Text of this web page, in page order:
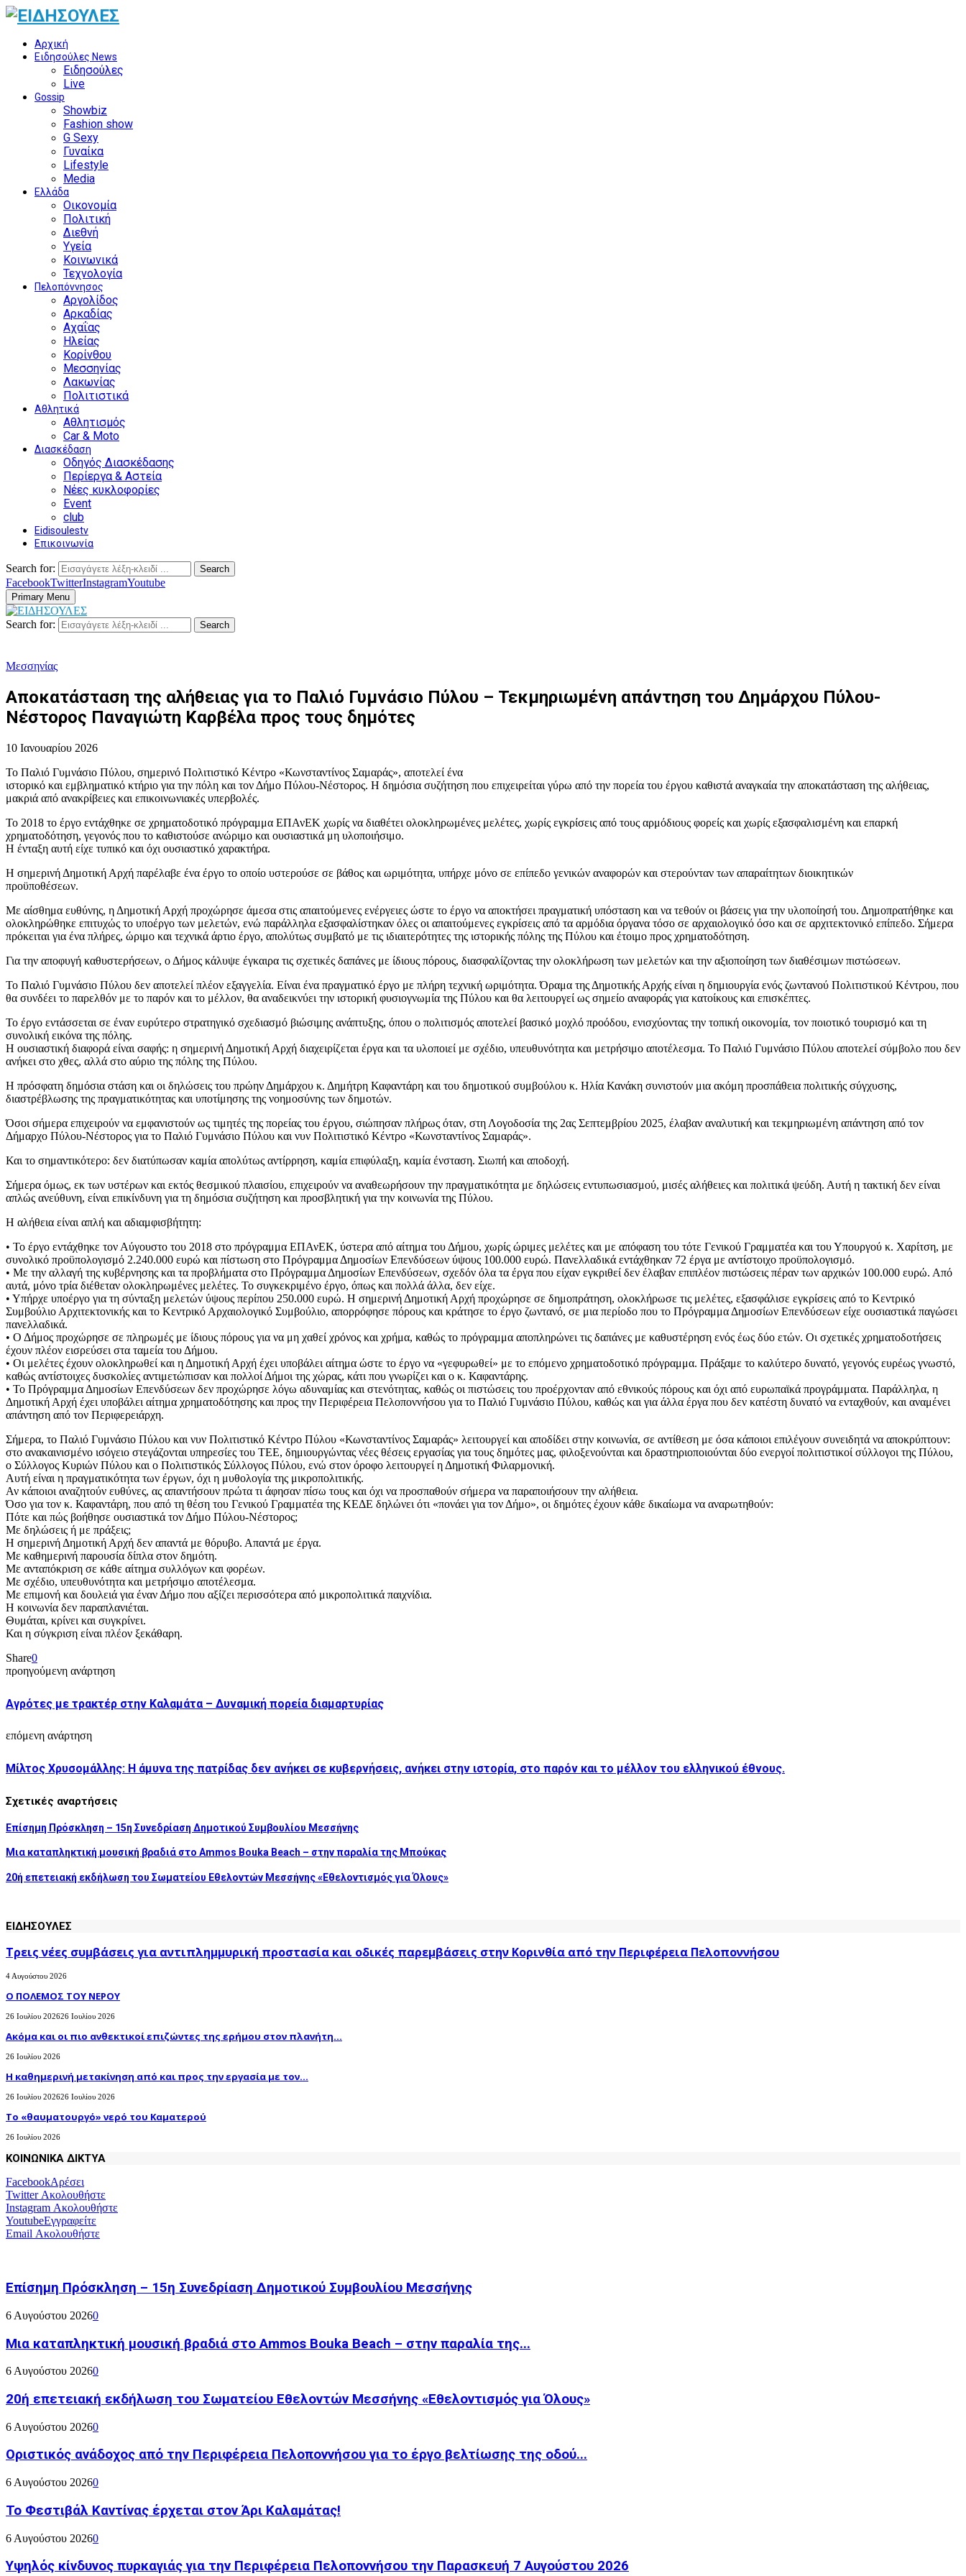
Αρχική
Ειδησούλες News
Ειδησούλες
Live
Gossip
Showbiz
Fashion show
G Sexy
Γυναίκα
Lifestyle
Media
Ελλάδα
Οικονομία
Πολιτική
Διεθνή
Υγεία
Κοινωνικά
Τεχνολογία
Πελοπόννησος
Αργολίδος
Αρκαδίας
Αχαΐας
Ηλείας
Κορίνθου
Μεσσηνίας
Λακωνίας
Πολιτιστικά
Αθλητικά
Αθλητισμός
Car & Moto
Διασκέδαση
Οδηγός Διασκέδασης
Περίεργα & Αστεία
Νέες κυκλοφορίες
Event
club
Eidisoulestv
Επικοινωνία
Search for: Search
FacebookTwitterInstagramYoutube
Primary Menu
Search for: Search
Μεσσηνίας
Αποκατάσταση της αλήθειας για το Παλιό Γυμνάσιο Πύλου – Τεκμηριωμένη απάντηση του Δημάρχου Πύλου-
Νέστορος Παναγιώτη Καρβέλα προς τους δημότες
10 Ιανουαρίου 2026
Το Παλιό Γυμνάσιο Πύλου, σημερινό Πολιτιστικό Κέντρο «Κωνσταντίνος Σαμαράς», αποτελεί ένα
ιστορικό και εμβληματικό κτήριο για την πόλη και τον Δήμο Πύλου-Νέστορος. Η δημόσια συζήτηση που επιχειρείται γύρω από την πορεία του έργου καθιστά αναγκαία την αποκατάσταση της αλήθειας,
μακριά από ανακρίβειες και επικοινωνιακές υπερβολές.
Το 2018 το έργο εντάχθηκε σε χρηματοδοτικό πρόγραμμα ΕΠΑνΕΚ χωρίς να διαθέτει ολοκληρωμένες μελέτες, χωρίς εγκρίσεις από τους αρμόδιους φορείς και χωρίς εξασφαλισμένη και επαρκή
χρηματοδότηση, γεγονός που το καθιστούσε ανώριμο και ουσιαστικά μη υλοποιήσιμο.
Η ένταξη αυτή είχε τυπικό και όχι ουσιαστικό χαρακτήρα.
Η σημερινή Δημοτική Αρχή παρέλαβε ένα έργο το οποίο υστερούσε σε βάθος και ωριμότητα, υπήρχε μόνο σε επίπεδο γενικών αναφορών και στερούνταν των απαραίτητων διοικητικών
προϋποθέσεων.
Με αίσθημα ευθύνης, η Δημοτική Αρχή προχώρησε άμεσα στις απαιτούμενες ενέργειες ώστε το έργο να αποκτήσει πραγματική υπόσταση και να τεθούν οι βάσεις για την υλοποίησή του. Δημοπρατήθηκε και
ολοκληρώθηκε επιτυχώς το υποέργο των μελετών, ενώ παράλληλα εξασφαλίστηκαν όλες οι απαιτούμενες εγκρίσεις από τα αρμόδια όργανα τόσο σε αρχαιολογικό όσο και σε αρχιτεκτονικό επίπεδο. Σήμερα
πρόκειται για ένα πλήρες, ώριμο και τεχνικά άρτιο έργο, απολύτως συμβατό με τις ιδιαιτερότητες της ιστορικής πόλης της Πύλου και έτοιμο προς χρηματοδότηση.
Για την αποφυγή καθυστερήσεων, ο Δήμος κάλυψε έγκαιρα τις σχετικές δαπάνες με ίδιους πόρους, διασφαλίζοντας την ολοκλήρωση των μελετών και την αξιοποίηση των διαθέσιμων πιστώσεων.
Το Παλιό Γυμνάσιο Πύλου δεν αποτελεί πλέον εξαγγελία. Είναι ένα πραγματικό έργο με πλήρη τεχνική ωριμότητα. Όραμα της Δημοτικής Αρχής είναι η δημιουργία ενός ζωντανού Πολιτιστικού Κέντρου, που
θα συνδέει το παρελθόν με το παρόν και το μέλλον, θα αναδεικνύει την ιστορική φυσιογνωμία της Πύλου και θα λειτουργεί ως σημείο αναφοράς για κατοίκους και επισκέπτες.
Το έργο εντάσσεται σε έναν ευρύτερο στρατηγικό σχεδιασμό βιώσιμης ανάπτυξης, όπου ο πολιτισμός αποτελεί βασικό μοχλό προόδου, ενισχύοντας την τοπική οικονομία, τον ποιοτικό τουρισμό και τη
συνολική εικόνα της πόλης.
Η ουσιαστική διαφορά είναι σαφής: η σημερινή Δημοτική Αρχή διαχειρίζεται έργα και τα υλοποιεί με σχέδιο, υπευθυνότητα και μετρήσιμο αποτέλεσμα. Το Παλιό Γυμνάσιο Πύλου αποτελεί σύμβολο που δεν
ανήκει στο χθες, αλλά στο αύριο της πόλης της Πύλου.
Η πρόσφατη δημόσια στάση και οι δηλώσεις του πρώην Δημάρχου κ. Δημήτρη Καφαντάρη και του δημοτικού συμβούλου κ. Ηλία Κανάκη συνιστούν μια ακόμη προσπάθεια πολιτικής σύγχυσης,
διαστρέβλωσης της πραγματικότητας και υποτίμησης της νοημοσύνης των δημοτών.
Όσοι σήμερα επιχειρούν να εμφανιστούν ως τιμητές της πορείας του έργου, σιώπησαν πλήρως όταν, στη Λογοδοσία της 2ας Σεπτεμβρίου 2025, έλαβαν αναλυτική και τεκμηριωμένη απάντηση από τον
Δήμαρχο Πύλου-Νέστορος για το Παλιό Γυμνάσιο Πύλου και νυν Πολιτιστικό Κέντρο «Κωνσταντίνος Σαμαράς».
Και το σημαντικότερο: δεν διατύπωσαν καμία απολύτως αντίρρηση, καμία επιφύλαξη, καμία ένσταση. Σιωπή και αποδοχή.
Σήμερα όμως, εκ των υστέρων και εκτός θεσμικού πλαισίου, επιχειρούν να αναθεωρήσουν την πραγματικότητα με δηλώσεις εντυπωσιασμού, μισές αλήθειες και πολιτικά ψεύδη. Αυτή η τακτική δεν είναι
απλώς ανεύθυνη, είναι επικίνδυνη για τη δημόσια συζήτηση και προσβλητική για την κοινωνία της Πύλου.
Η αλήθεια είναι απλή και αδιαμφισβήτητη:
• Το έργο εντάχθηκε τον Αύγουστο του 2018 στο πρόγραμμα ΕΠΑνΕΚ, ύστερα από αίτημα του Δήμου, χωρίς ώριμες μελέτες και με απόφαση του τότε Γενικού Γραμματέα και του Υπουργού κ. Χαρίτση, με
συνολικό προϋπολογισμό 2.240.000 ευρώ και πίστωση στο Πρόγραμμα Δημοσίων Επενδύσεων ύψους 100.000 ευρώ. Πανελλαδικά εντάχθηκαν 72 έργα με αντίστοιχο προϋπολογισμό.
• Με την αλλαγή της κυβέρνησης και τα προβλήματα στο Πρόγραμμα Δημοσίων Επενδύσεων, σχεδόν όλα τα έργα που είχαν εγκριθεί δεν έλαβαν επιπλέον πιστώσεις πέραν των αρχικών 100.000 ευρώ. Από
αυτά, μόνο τρία διέθεταν ολοκληρωμένες μελέτες. Το συγκεκριμένο έργο, όπως και πολλά άλλα, δεν είχε.
• Υπήρχε υποέργο για τη σύνταξη μελετών ύψους περίπου 250.000 ευρώ. Η σημερινή Δημοτική Αρχή προχώρησε σε δημοπράτηση, ολοκλήρωσε τις μελέτες, εξασφάλισε εγκρίσεις από το Κεντρικό
Συμβούλιο Αρχιτεκτονικής και το Κεντρικό Αρχαιολογικό Συμβούλιο, απορρόφησε πόρους και κράτησε το έργο ζωντανό, σε μια περίοδο που το Πρόγραμμα Δημοσίων Επενδύσεων είχε ουσιαστικά παγώσει
πανελλαδικά.
• Ο Δήμος προχώρησε σε πληρωμές με ίδιους πόρους για να μη χαθεί χρόνος και χρήμα, καθώς το πρόγραμμα αποπληρώνει τις δαπάνες με καθυστέρηση ενός έως δύο ετών. Οι σχετικές χρηματοδοτήσεις
έχουν πλέον εισρεύσει στα ταμεία του Δήμου.
• Οι μελέτες έχουν ολοκληρωθεί και η Δημοτική Αρχή έχει υποβάλει αίτημα ώστε το έργο να «γεφυρωθεί» με το επόμενο χρηματοδοτικό πρόγραμμα. Πράξαμε το καλύτερο δυνατό, γεγονός ευρέως γνωστό,
καθώς αντίστοιχες δυσκολίες αντιμετώπισαν και πολλοί Δήμοι της χώρας, κάτι που γνωρίζει και ο κ. Καφαντάρης.
• Το Πρόγραμμα Δημοσίων Επενδύσεων δεν προχώρησε λόγω αδυναμίας και στενότητας, καθώς οι πιστώσεις του προέρχονταν από εθνικούς πόρους και όχι από ευρωπαϊκά προγράμματα. Παράλληλα, η
Δημοτική Αρχή έχει υποβάλει αίτημα χρηματοδότησης και προς την Περιφέρεια Πελοποννήσου για το Παλιό Γυμνάσιο Πύλου, καθώς και για άλλα έργα που δεν κατέστη δυνατό να ενταχθούν, και αναμένει
απάντηση από τον Περιφερειάρχη.
Σήμερα, το Παλιό Γυμνάσιο Πύλου και νυν Πολιτιστικό Κέντρο Πύλου «Κωνσταντίνος Σαμαράς» λειτουργεί και αποδίδει στην κοινωνία, σε αντίθεση με όσα κάποιοι επιλέγουν συνειδητά να αποκρύπτουν:
στο ανακαινισμένο ισόγειο στεγάζονται υπηρεσίες του ΤΕΕ, δημιουργώντας νέες θέσεις εργασίας για τους δημότες μας, φιλοξενούνται και δραστηριοποιούνται δύο ενεργοί πολιτιστικοί σύλλογοι της Πύλου,
ο Σύλλογος Κυριών Πύλου και ο Πολιτιστικός Σύλλογος Πύλου, ενώ στον όροφο λειτουργεί η Δημοτική Φιλαρμονική.
Αυτή είναι η πραγματικότητα των έργων, όχι η μυθολογία της μικροπολιτικής.
Αν κάποιοι αναζητούν ευθύνες, ας απαντήσουν πρώτα τι άφησαν πίσω τους και όχι να προσπαθούν σήμερα να παραποιήσουν την αλήθεια.
Όσο για τον κ. Καφαντάρη, που από τη θέση του Γενικού Γραμματέα της ΚΕΔΕ δηλώνει ότι «πονάει για τον Δήμο», οι δημότες έχουν κάθε δικαίωμα να αναρωτηθούν:
Πότε και πώς βοήθησε ουσιαστικά τον Δήμο Πύλου-Νέστορος;
Με δηλώσεις ή με πράξεις;
Η σημερινή Δημοτική Αρχή δεν απαντά με θόρυβο. Απαντά με έργα.
Με καθημερινή παρουσία δίπλα στον δημότη.
Με ανταπόκριση σε κάθε αίτημα συλλόγων και φορέων.
Με σχέδιο, υπευθυνότητα και μετρήσιμο αποτέλεσμα.
Με επιμονή και δουλειά για έναν Δήμο που αξίζει περισσότερα από μικροπολιτικά παιχνίδια.
Η κοινωνία δεν παραπλανιέται.
Θυμάται, κρίνει και συγκρίνει.
Και η σύγκριση είναι πλέον ξεκάθαρη.
Share0
προηγούμενη ανάρτηση
Αγρότες με τρακτέρ στην Καλαμάτα – Δυναμική πορεία διαμαρτυρίας
επόμενη ανάρτηση
Μίλτος Χρυσομάλλης: Η άμυνα της πατρίδας δεν ανήκει σε κυβερνήσεις, ανήκει στην ιστορία, στο παρόν και το μέλλον του ελληνικού έθνους.
Σχετικές αναρτήσεις
Επίσημη Πρόσκληση – 15η Συνεδρίαση Δημοτικού Συμβουλίου Μεσσήνης
Μια καταπληκτική μουσική βραδιά στο Ammos Bouka Beach – στην παραλία της Μπούκας
20ή επετειακή εκδήλωση του Σωματείου Εθελοντών Μεσσήνης «Εθελοντισμός για Όλους»
ΕΙΔΗΣΟΥΛΕΣ
Τρεις νέες συμβάσεις για αντιπλημμυρική προστασία και οδικές παρεμβάσεις στην Κορινθία από την Περιφέρεια Πελοποννήσου
4 Αυγούστου 2026
Ο ΠΟΛΕΜΟΣ ΤΟΥ ΝΕΡΟΥ
26 Ιουλίου 202626 Ιουλίου 2026
Ακόμα και οι πιο ανθεκτικοί επιζώντες της ερήμου στον πλανήτη...
26 Ιουλίου 2026
H καθημερινή μετακίνηση από και προς την εργασία με τον...
26 Ιουλίου 202626 Ιουλίου 2026
Το «θαυματουργό» νερό του Καματερού
26 Ιουλίου 2026
ΚΟΙΝΩΝΙΚΑ ΔΙΚΤΥΑ
FacebookΑρέσει
TwitterΑκολουθήστε
Instagram Ακολουθήστε
YoutubeΕγγραφείτε
Email Ακολουθήστε
Επίσημη Πρόσκληση – 15η Συνεδρίαση Δημοτικού Συμβουλίου Μεσσήνης
6 Αυγούστου 20260
Μια καταπληκτική μουσική βραδιά στο Ammos Bouka Beach – στην παραλία της...
6 Αυγούστου 20260
20ή επετειακή εκδήλωση του Σωματείου Εθελοντών Μεσσήνης «Εθελοντισμός για Όλους»
6 Αυγούστου 20260
Οριστικός ανάδοχος από την Περιφέρεια Πελοποννήσου για το έργο βελτίωσης της οδού...
6 Αυγούστου 20260
Το Φεστιβάλ Καντίνας έρχεται στον Άρι Καλαμάτας!
6 Αυγούστου 20260
Υψηλός κίνδυνος πυρκαγιάς για την Περιφέρεια Πελοποννήσου την Παρασκευή 7 Αυγούστου 2026